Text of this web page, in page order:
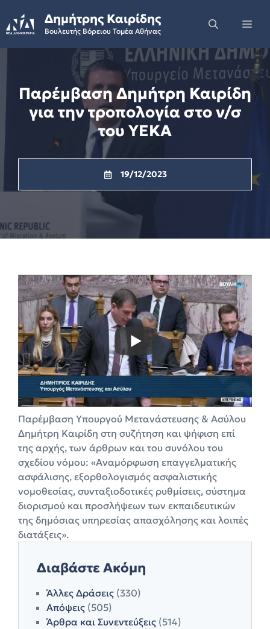
to
content
Δημήτρης Καιρίδης
Βουλευτής Βόρειου Τομέα Αθήνας
Παρέμβαση Δημήτρη Καιρίδη
για την τροπολογία στο ν/σ
του ΥΕΚΑ
19/12/2023
Παρέμβαση Υπουργού Μετανάστευσης & Ασύλου
Δημήτρη Καιρίδη στη συζήτηση και ψήφιση επί
της αρχής, των άρθρων και του συνόλου του
σχεδίου νόμου: «Αναμόρφωση επαγγελματικής
ασφάλισης, εξορθολογισμός ασφαλιστικής
νομοθεσίας, συνταξιοδοτικές ρυθμίσεις, σύστημα
διορισμού και προσλήψεων των εκπαιδευτικών
της δημόσιας υπηρεσίας απασχόλησης και λοιπές
διατάξεις».
Διαβάστε Ακόμη
Άλλες Δράσεις (330)
Απόψεις (505)
Άρθρα και Συνεντεύξεις (514)